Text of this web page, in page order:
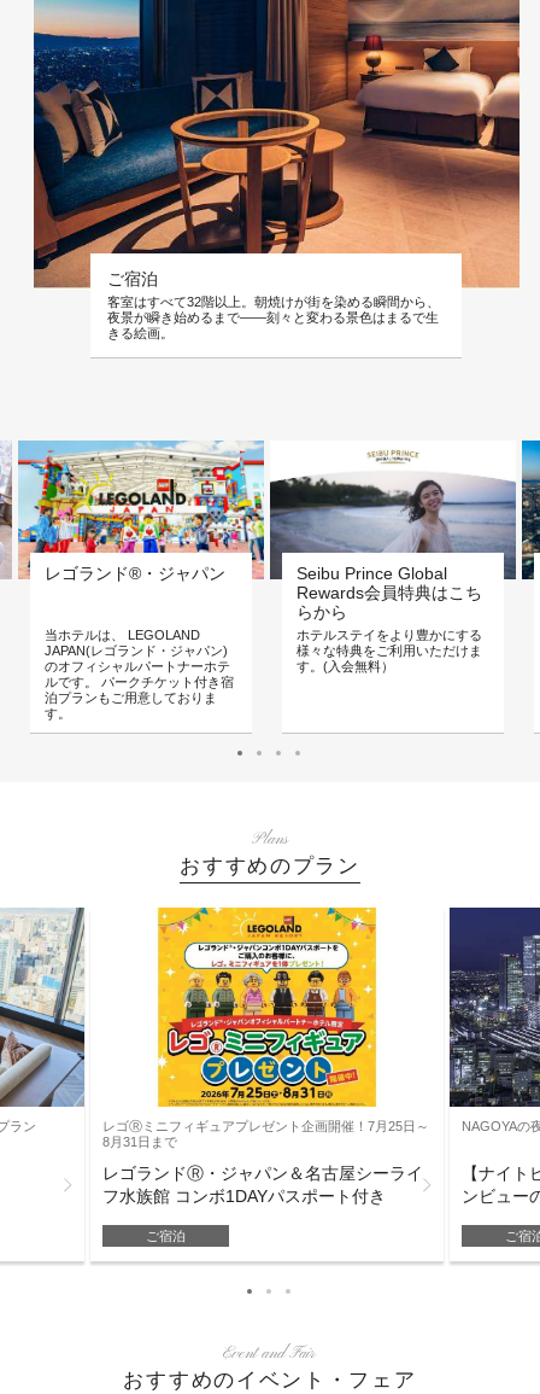
ご宿泊
客室はすべて32階以上。朝焼けが街を染める瞬間から、
夜景が瞬き始めるまで——刻々と変わる景色はまるで生
きる絵画。
レゴランド®・ジャパン
当ホテルは、 LEGOLAND
JAPAN(レゴランド・ジャパン)
のオフィシャルパートナーホテ
ルです。 パークチケット付き宿
泊プランもご用意しておりま
す。
Seibu Prince Global
Rewards会員特典はこち
らから
ホテルステイをより豊かにする
様々な特典をご利用いただけま
す。(入会無料）
Plans
おすすめのプラン
ラン
レゴⓇミニフィギュアプレゼント企画開催！7月25日～
8月31日まで
レゴランドⓇ・ジャパン＆名古屋シーライ
フ水族館 コンボ1DAYパスポート付き
ご宿泊
NAGOYAの
【ナイ
ンビュー
ご宿
Event and Fair
おすすめのイベント・フェア